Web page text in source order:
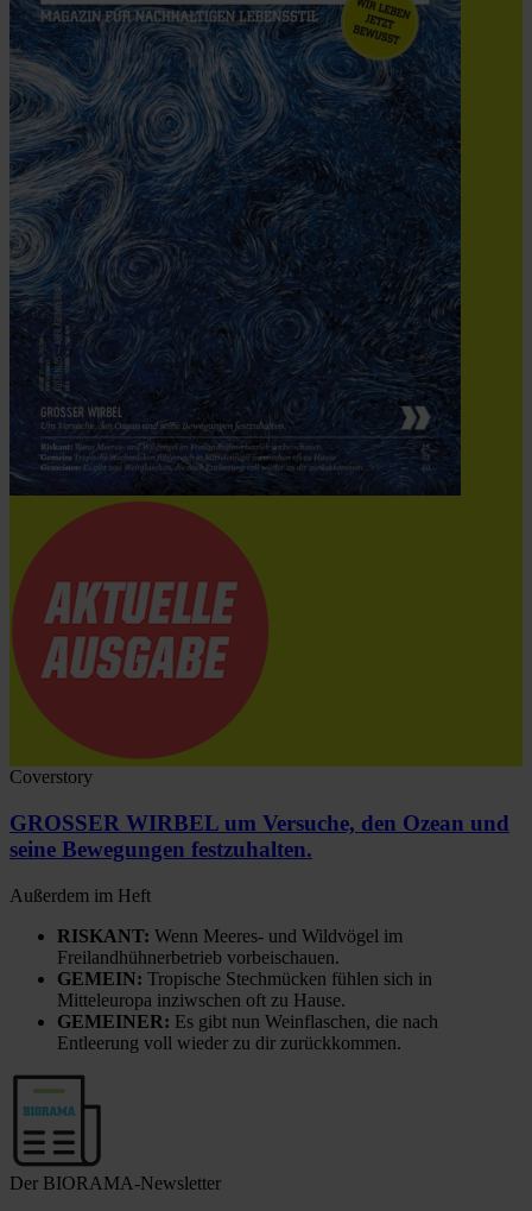
Coverstory
GROSSER WIRBEL um Versuche, den Ozean und
seine Bewegungen festzuhalten.
Außerdem im Heft
RISKANT: Wenn Meeres- und Wildvögel im
Freilandhühnerbetrieb vorbeischauen.
GEMEIN: Tropische Stechmücken fühlen sich in
Mitteleuropa inziwschen oft zu Hause.
GEMEINER: Es gibt nun Weinflaschen, die nach
Entleerung voll wieder zu dir zurückkommen.
Der BIORAMA-Newsletter